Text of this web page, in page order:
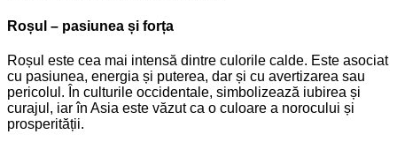
Roșul – pasiunea și forța
Roșul este cea mai intensă dintre culorile calde. Este asociat
cu pasiunea, energia și puterea, dar și cu avertizarea sau
pericolul. În culturile occidentale, simbolizează iubirea și
curajul, iar în Asia este văzut ca o culoare a norocului și
prosperității.